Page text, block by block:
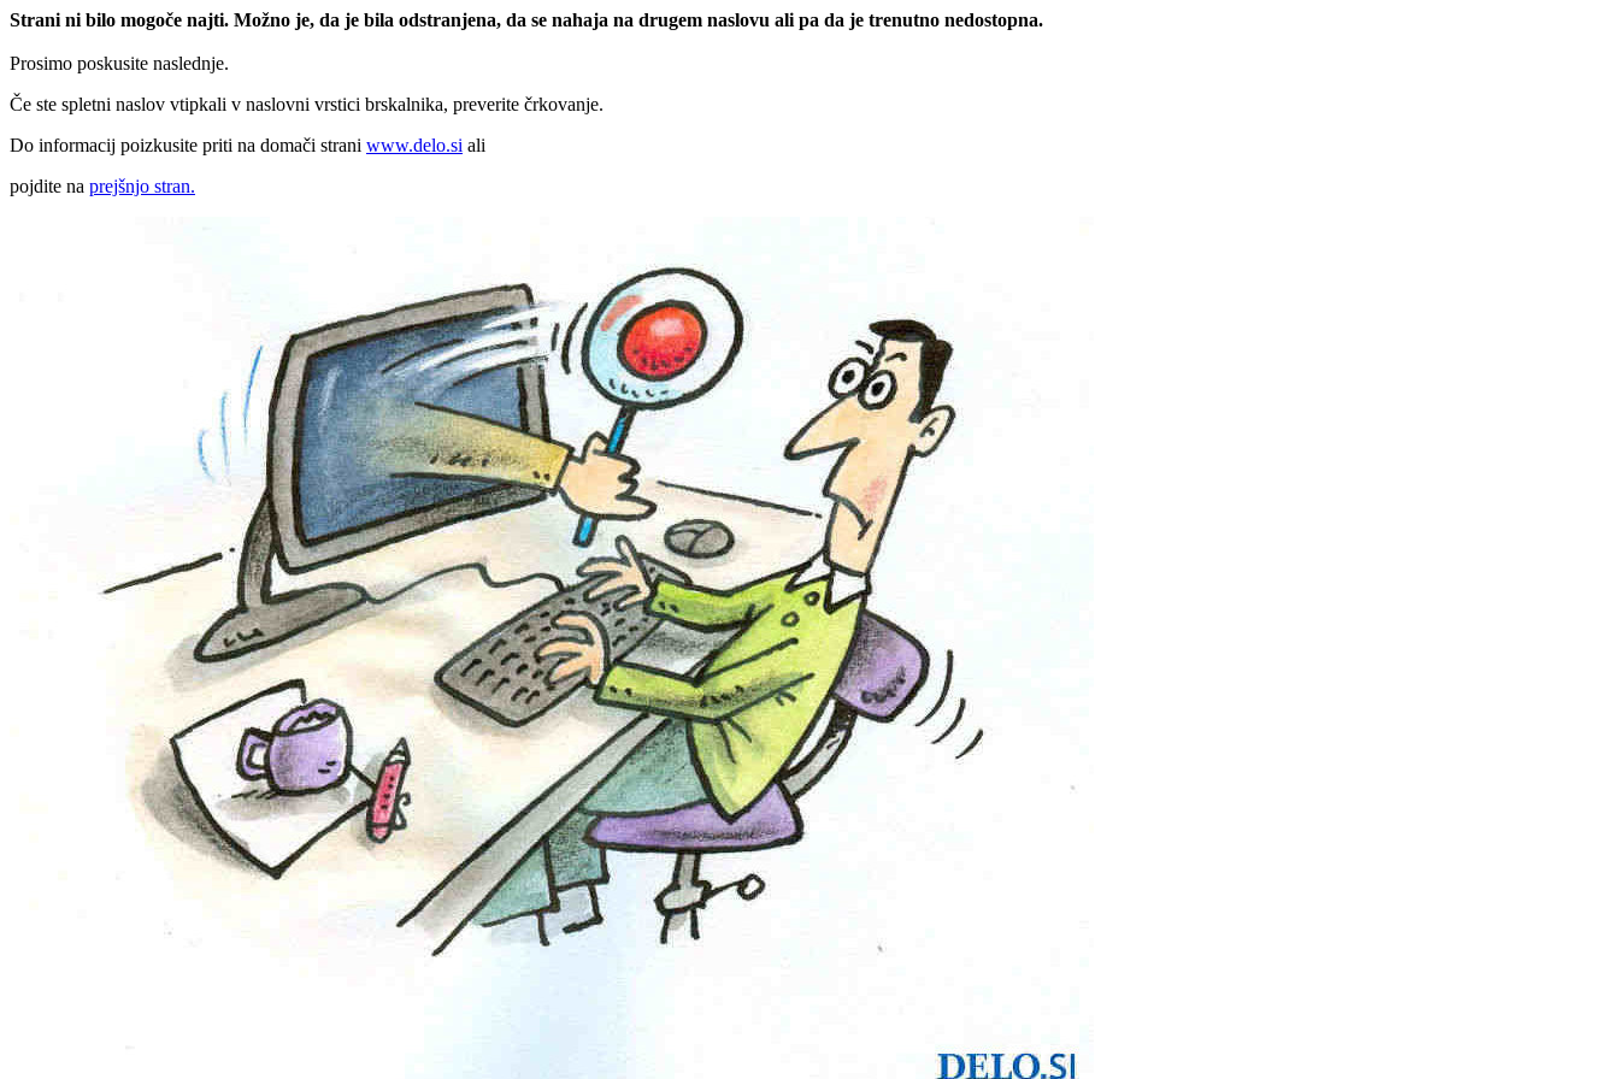
Strani ni bilo mogoče najti. Možno je, da je bila odstranjena, da se nahaja na drugem naslovu ali pa da je trenutno nedostopna.
Prosimo poskusite naslednje.
Če ste spletni naslov vtipkali v naslovni vrstici brskalnika, preverite črkovanje.
Do informacij poizkusite priti na domači strani www.delo.si ali
pojdite na prejšnjo stran.